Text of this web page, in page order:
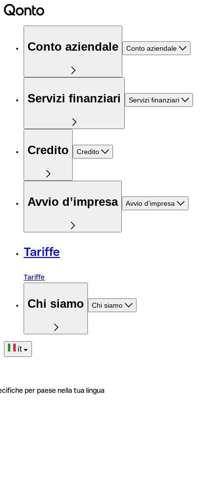
Conto aziendale Conto aziendale
Servizi finanziari Servizi finanziari
Credito Credito
Avvio d’impresa Avvio d’impresa
Tariffe
Tariffe
Chi siamo Chi siamo
it
per paese nella tua lingua